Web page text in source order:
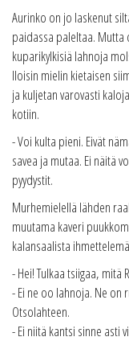
Aurinko on jo laskenut
paidassa paleltaa. Mutta
kuparikylkisiä lahnoja
Iloisin mielin kietaisen
ja kuljetan varovasti
kotiin.
- Voi kulta pieni. Eivät
savea ja mutaa. Ei näitä
pyydystit.
Murhemielellä lähden
muutama kaveri
kalansaalista
- Hei! Tulkaa tsiigaa,
- Ei ne oo lahnoja. Ne on
Otsolahteen.
- Ei niitä kantsi sinne asti